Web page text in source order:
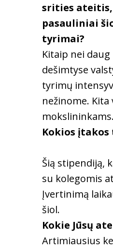
srities
pasauliniai
tyrimai?
Kitaip nei
dešimtyse
tyrimų
nežinome.
mokslininkams.
Kokios
Šią stipendiją,
su kolegomis
Įvertinimą
šiol.
Kokie Jūsų
Artimiausius